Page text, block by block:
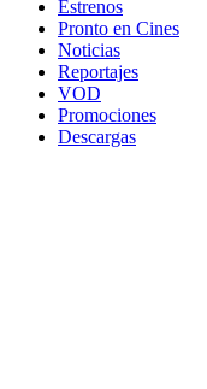
Estrenos
Pronto en Cines
Noticias
Reportajes
VOD
Promociones
Descargas